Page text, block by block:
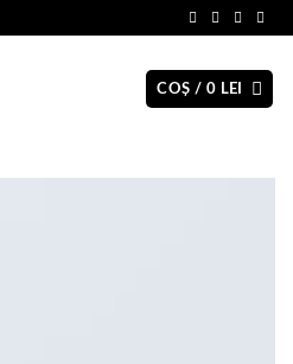
COȘ / 0 LEI